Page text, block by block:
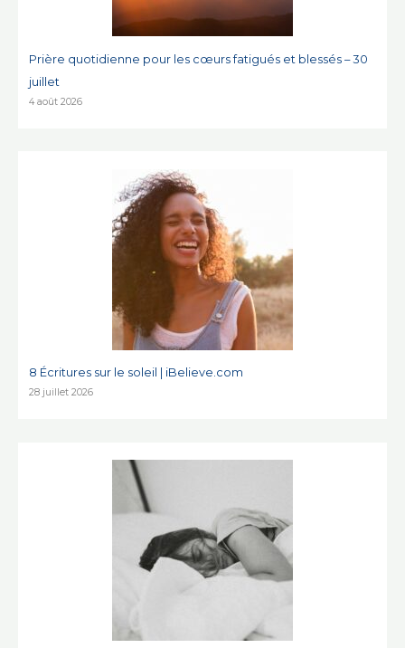
Prière quotidienne pour les cœurs fatigués et blessés – 30
juillet
4 août 2026
8 Écritures sur le soleil | iBelieve.com
28 juillet 2026